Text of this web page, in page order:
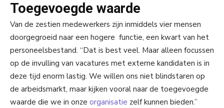
Toegevoegde waarde
Van de zestien medewerkers zijn inmiddels vier mensen
doorgegroeid naar een hogere functie, een kwart van het
personeelsbestand. “Dat is best veel. Maar alleen focussen
op de invulling van vacatures met externe kandidaten is in
deze tijd enorm lastig. We willen ons niet blindstaren op
de arbeidsmarkt, maar kijken vooral naar de toegevoegde
waarde die we in onze organisatie zelf kunnen bieden.”